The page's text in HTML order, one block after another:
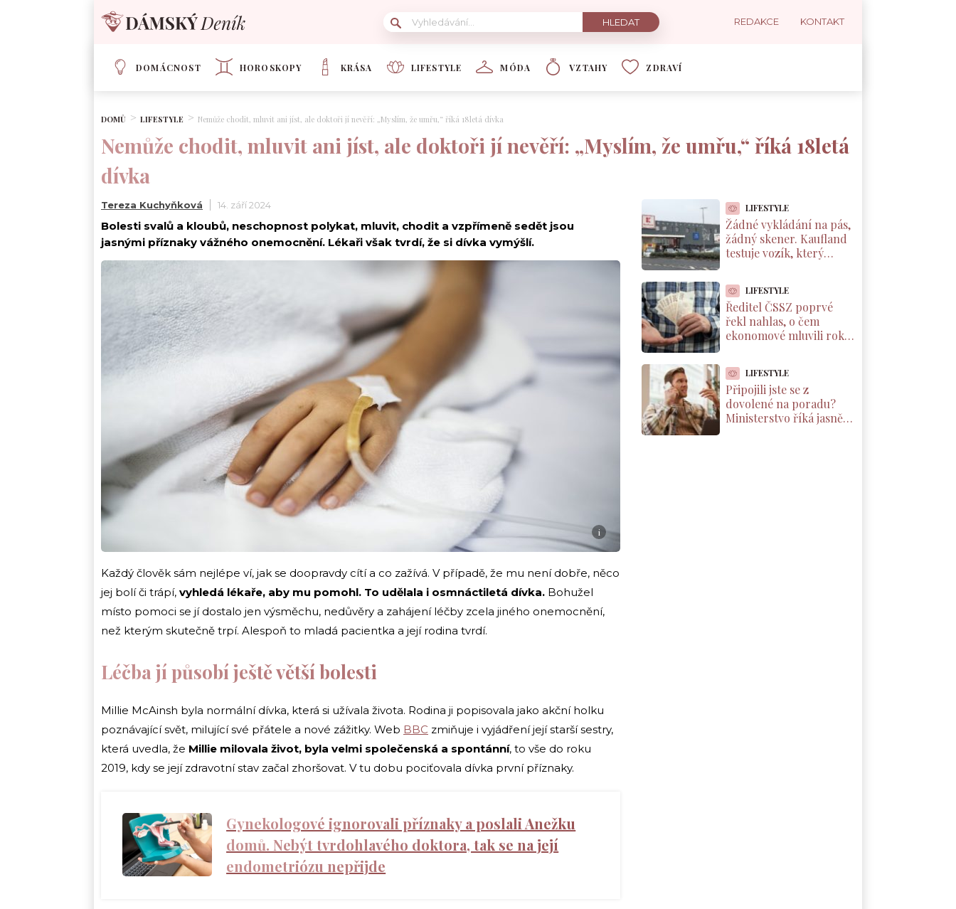
REDAKCE KONTAKT
DOMÁCNOST HOROSKOPY KRÁSA LIFESTYLE MÓDA VZTAHY ZDRAVÍ
DOMŮ LIFESTYLE Nemůže chodit, mluvit ani jíst, ale doktoři jí nevěří: „Myslím, že umřu,“ říká 18letá dívka
Nemůže chodit, mluvit ani jíst, ale doktoři jí nevěří: „Myslím, že umřu,“ říká 18letá
dívka
Tereza Kuchyňková 14. září 2024
Bolesti svalů a kloubů, neschopnost polykat, mluvit, chodit a vzpřímeně sedět jsou
jasnými příznaky vážného onemocnění. Lékaři však tvrdí, že si dívka vymýšlí.
i
Každý člověk sám nejlépe ví, jak se doopravdy cítí a co zažívá. V případě, že mu není dobře, něco
jej bolí či trápí, vyhledá lékaře, aby mu pomohl. To udělala i osmnáctiletá dívka. Bohužel
místo pomoci se jí dostalo jen výsměchu, nedůvěry a zahájení léčby zcela jiného onemocnění,
než kterým skutečně trpí. Alespoň to mladá pacientka a její rodina tvrdí.
Léčba jí působí ještě větší bolesti
Millie McAinsh byla normální dívka, která si užívala života. Rodina ji popisovala jako akční holku
poznávající svět, milující své přátele a nové zážitky. Web BBC zmiňuje i vyjádření její starší sestry,
která uvedla, že Millie milovala život, byla velmi společenská a spontánní, to vše do roku
2019, kdy se její zdravotní stav začal zhoršovat. V tu dobu pociťovala dívka první příznaky.
Gynekologové ignorovali příznaky a poslali Anežku
domů. Nebýt tvrdohlavého doktora, tak se na její
endometriózu nepřijde
LIFESTYLE
Žádné vykládání na pás,
žádný skener. Kaufland
testuje vozík, který
sebe
LIFESTYLE
Ředitel ČSSZ poprvé
řekl nahlas, o čem
ekonomové mluvili roky.
o 1800 Kč měsíčně
LIFESTYLE
Připojili jste se z
dovolené na poradu?
Ministerstvo říká jasně: